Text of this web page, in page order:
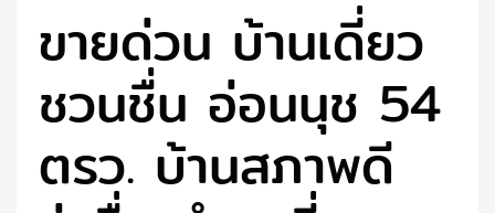
ขายด่วน บ้านเดี่ยว
ชวนชื่น อ่อนนุช 54
ตรว. บ้านสภาพดี